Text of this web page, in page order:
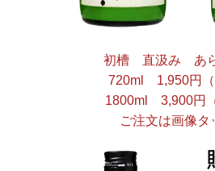
初槽 直汲み あ
720ml 1,950円（
1800ml 3,900円（
ご注文は画像タ